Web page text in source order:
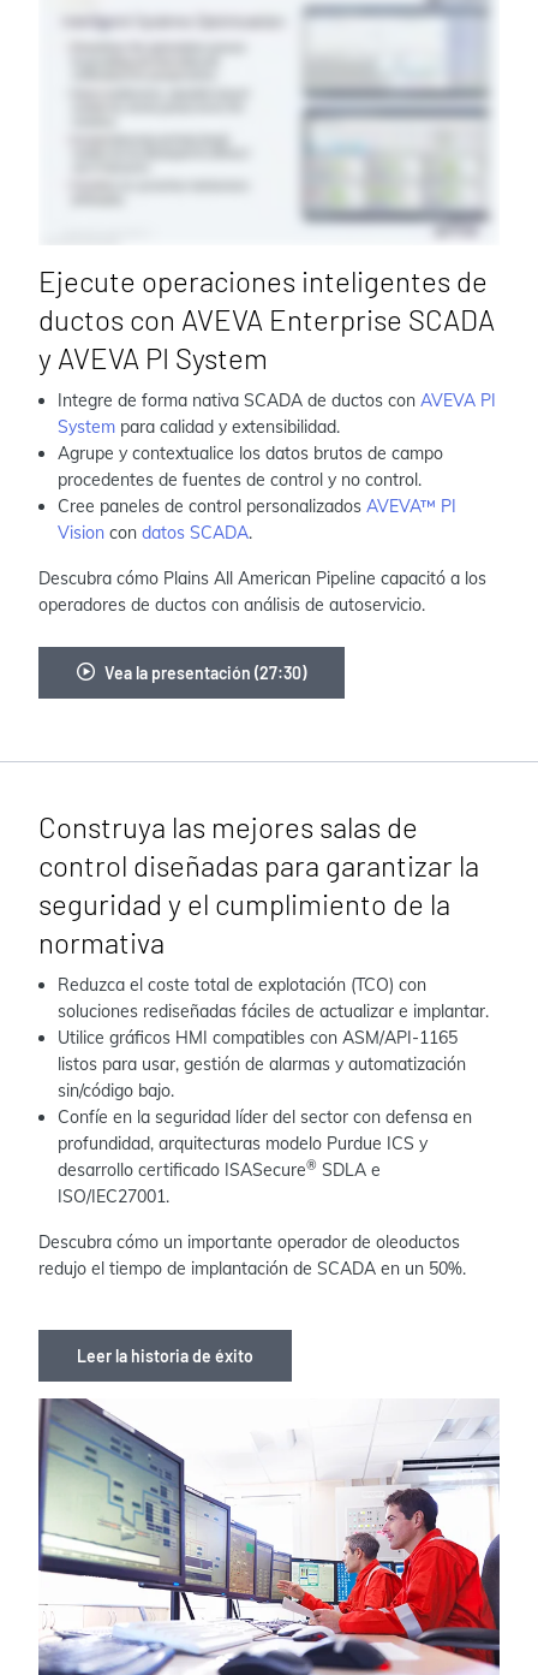
Ejecute operaciones inteligentes de
ductos con AVEVA Enterprise SCADA
y AVEVA PI System
Integre de forma nativa SCADA de ductos con AVEVA PI
System para calidad y extensibilidad.
Agrupe y contextualice los datos brutos de campo
procedentes de fuentes de control y no control.
Cree paneles de control personalizados AVEVA™ PI
Vision con datos SCADA.
Descubra cómo Plains All American Pipeline capacitó a los
operadores de ductos con análisis de autoservicio.
Vea la presentación (27:30)
Construya las mejores salas de
control diseñadas para garantizar la
seguridad y el cumplimiento de la
normativa
Reduzca el coste total de explotación (TCO) con
soluciones rediseñadas fáciles de actualizar e implantar.
Utilice gráficos HMI compatibles con ASM/API-1165
listos para usar, gestión de alarmas y automatización
sin/código bajo.
Confíe en la seguridad líder del sector con defensa en
profundidad, arquitecturas modelo Purdue ICS y
desarrollo certificado ISASecure® SDLA e
ISO/IEC27001.
Descubra cómo un importante operador de oleoductos
redujo el tiempo de implantación de SCADA en un 50%.
Leer la historia de éxito